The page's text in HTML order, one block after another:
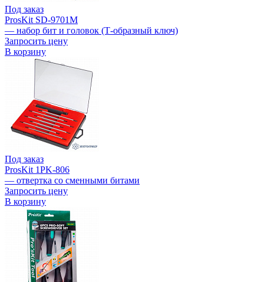
Под заказ
ProsKit SD-9701M
— набор бит и головок (Т-образный ключ)
Запросить цену
В корзину
Под заказ
ProsKit 1PK-806
— отвертка со сменными битами
Запросить цену
В корзину